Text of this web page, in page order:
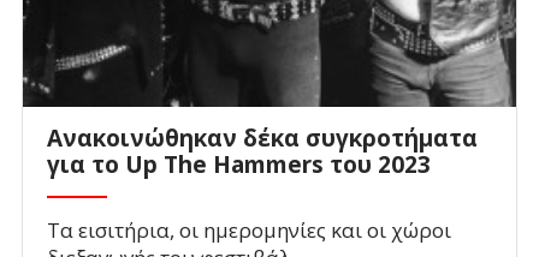
Ανακοινώθηκαν δέκα συγκροτήματα
για το Up The Hammers του 2023
Τα εισιτήρια, οι ημερομηνίες και οι χώροι